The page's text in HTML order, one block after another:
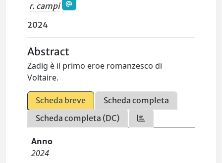
r. campi
2024
Abstract
Zadig è il primo eroe romanzesco di
Voltaire.
Scheda breve
Scheda completa
Scheda completa (DC)
Anno
2024